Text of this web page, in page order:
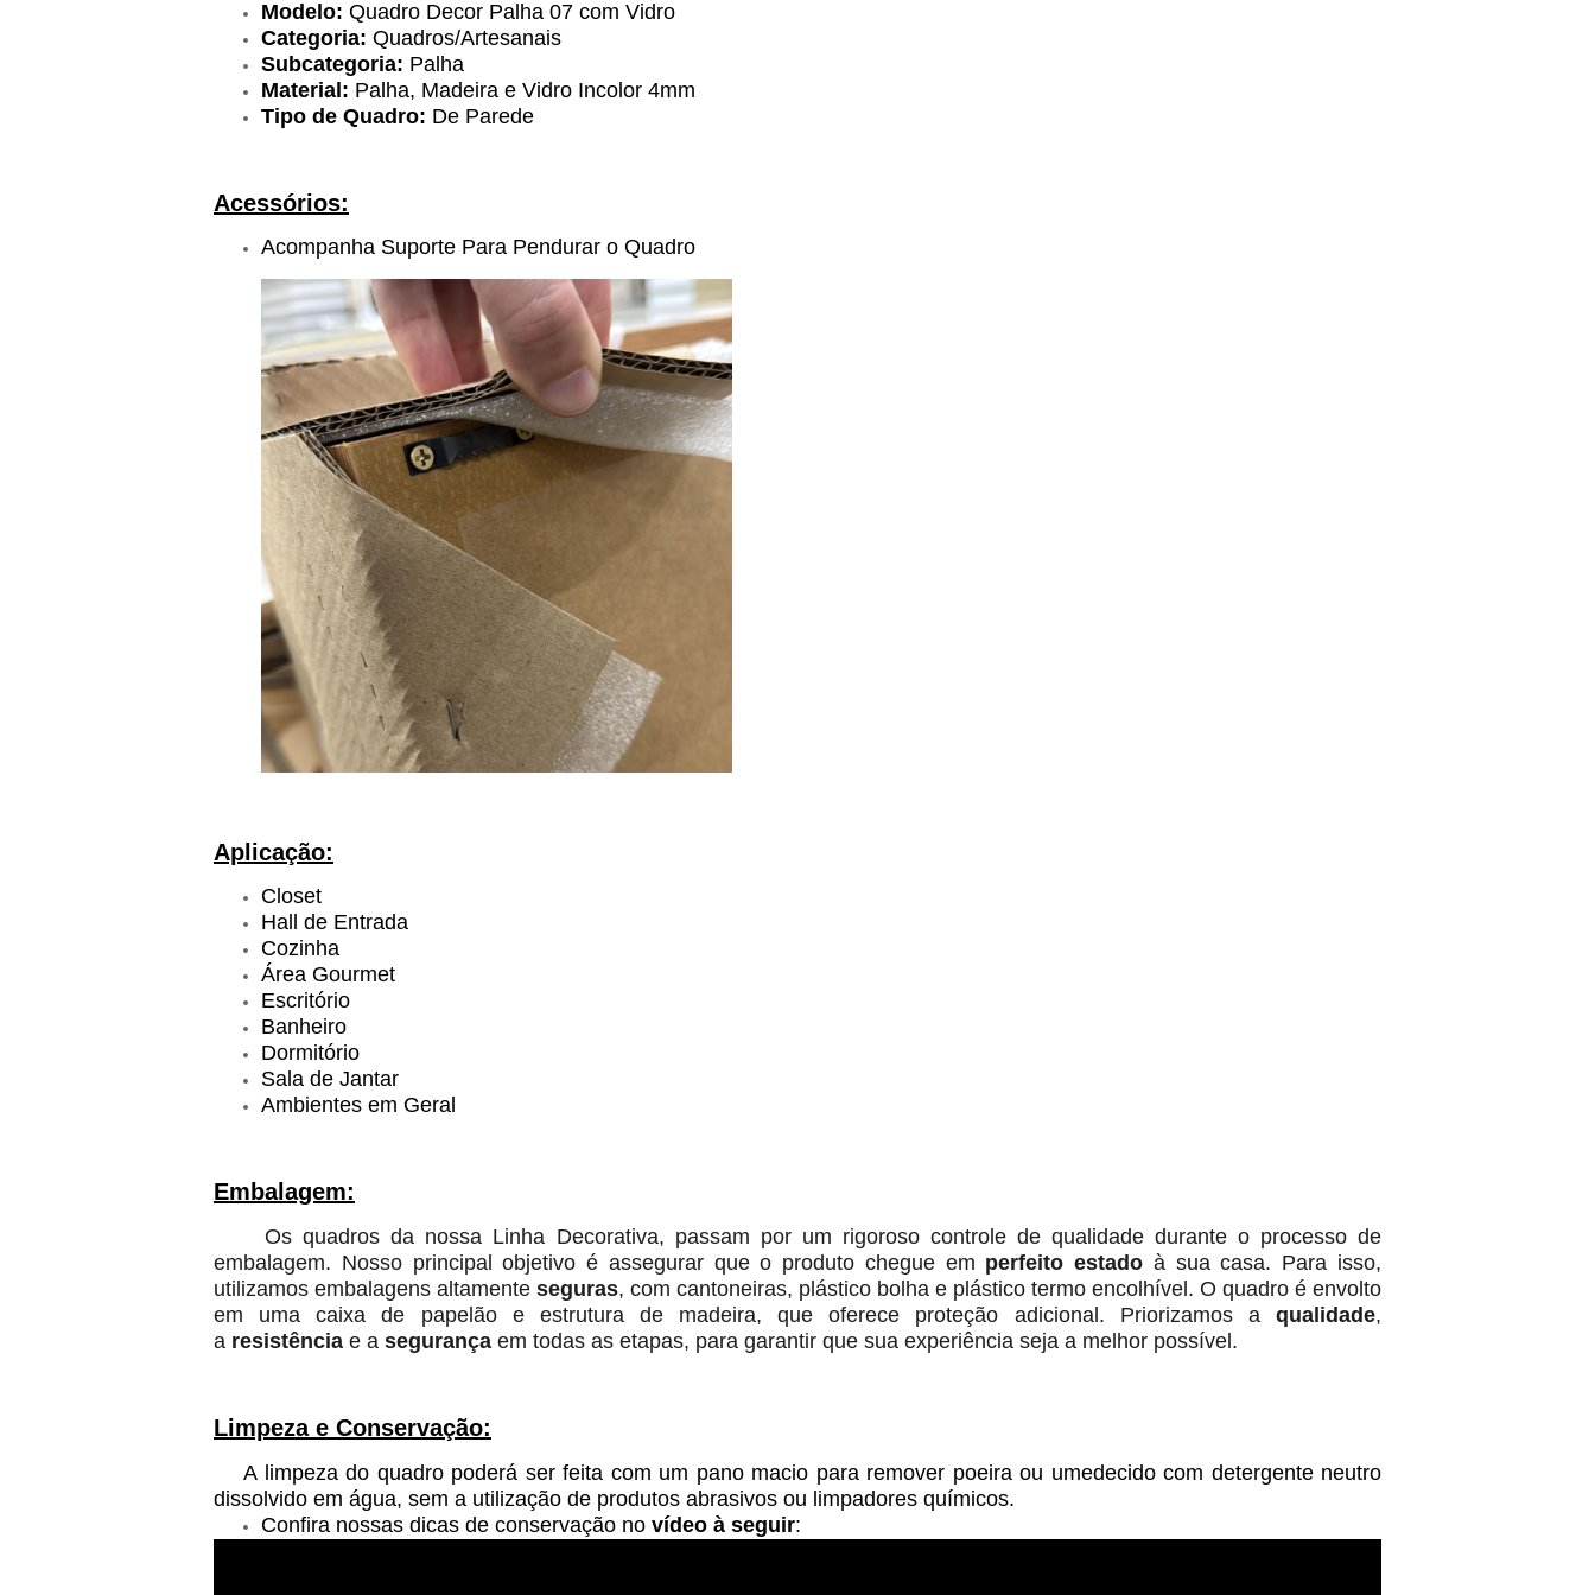
Modelo: Quadro Decor Palha 07 com Vidro
Categoria: Quadros/Artesanais
Subcategoria: Palha
Material: Palha, Madeira e Vidro Incolor 4mm
Tipo de Quadro: De Parede
Acessórios:
Acompanha Suporte Para Pendurar o Quadro
Aplicação:
Closet
Hall de Entrada
Cozinha
Área Gourmet
Escritório
Banheiro
Dormitório
Sala de Jantar
Ambientes em Geral
Embalagem:
Os quadros da nossa Linha Decorativa, passam por um rigoroso controle de qualidade durante o processo de
embalagem. Nosso principal objetivo é assegurar que o produto chegue em perfeito estado à sua casa. Para isso,
utilizamos embalagens altamente seguras, com cantoneiras, plástico bolha e plástico termo encolhível. O quadro é envolto
em uma caixa de papelão e estrutura de madeira, que oferece proteção adicional. Priorizamos a qualidade,
a resistência e a segurança em todas as etapas, para garantir que sua experiência seja a melhor possível.
Limpeza e Conservação:
A limpeza do quadro poderá ser feita com um pano macio para remover poeira ou umedecido com detergente neutro
dissolvido em água, sem a utilização de produtos abrasivos ou limpadores químicos.
Confira nossas dicas de conservação no vídeo à seguir: